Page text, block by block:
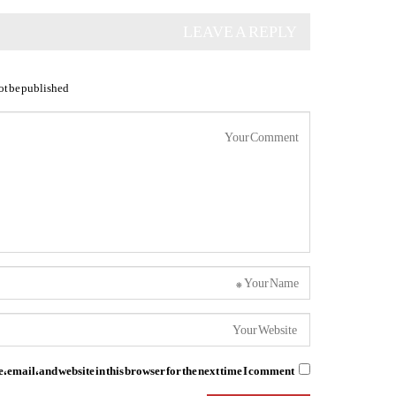
be published.
email, and website in this browser for the next time I comment.